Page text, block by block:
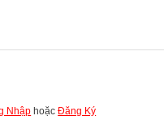
Nhập hoặcĐăng Ký